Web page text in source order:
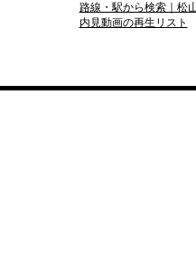
路線・駅から検索｜松
内見動画の再生リスト